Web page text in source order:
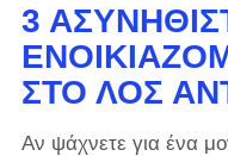
3
ΣΤΟ ΛΟΣ
Αν ψάχνετε για ένα